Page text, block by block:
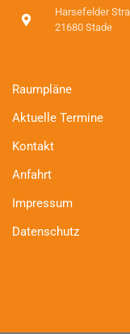
Harsefelder
21680 Stade
Raumpläne
Aktuelle Termine
Kontakt
Anfahrt
Impressum
Datenschutz